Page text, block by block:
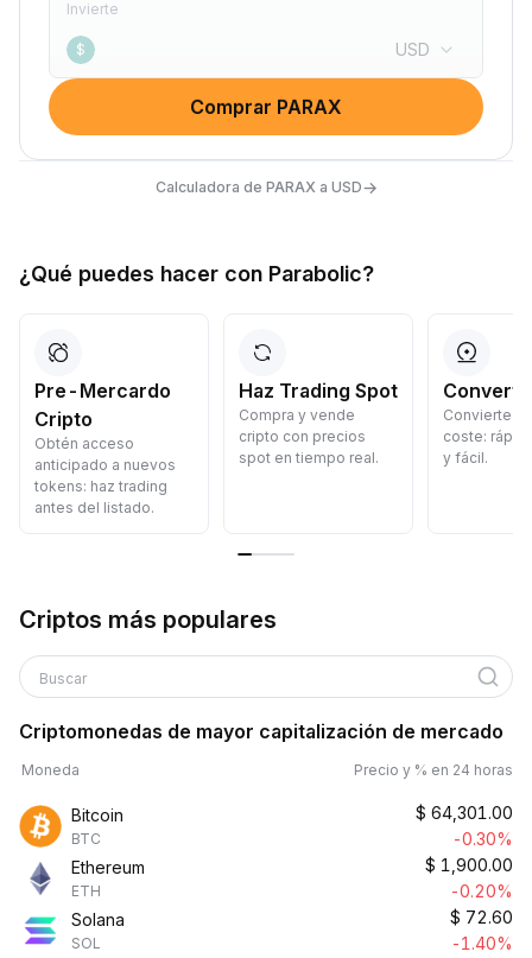
Invierte
$ USD
Comprar PARAX
Calculadora de PARAX a USD→
¿Qué puedes hacer con Parabolic?
Pre-Mercardo
Cripto
Obtén acceso
anticipado a nuevos
tokens: haz trading
antes del listado.
Haz Trading Spot
Compra y vende
cripto con precios
spot en tiempo real.
Convertir
Convierte
coste:
y fácil.
Criptos más populares
Buscar
Criptomonedas de mayor capitalización de mercado
Moneda Precio y % en 24 horas
Bitcoin
BTC
$ 64,301.00
-0.30%
Ethereum
ETH
$ 1,900.00
-0.20%
Solana
SOL
$ 72.60
-1.40%